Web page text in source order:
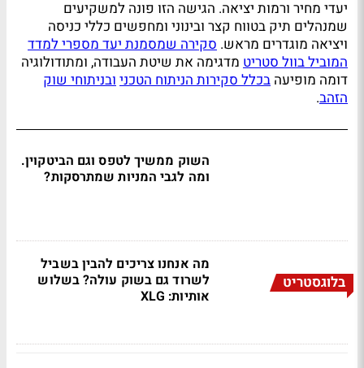
יעדי מחיר ורמות יציאה. הגישה הזו פונה למשקיעים
שמנהלים תיק בטווח קצר ובינוני ומחפשים כללי כניסה
ויציאה מוגדרים מראש. סקירה שמסמנת יעד מספרי למדד
המוביל בוול סטריט מדגימה את שיטת העבודה, ומתודולוגיה
דומה מופיעה בכלל סקירות הניתוח הטכניובניתוחי שוק
הזהב.
השוק ממשיך לטפס וגם הביטקוין.
ומה לגבי המניות שמתרסקות?
בלוגסטריט
מה אנחנו צריכים להבין בשביל
לשרוד גם בשוק עולה? בשלוש
אותיות: XLG